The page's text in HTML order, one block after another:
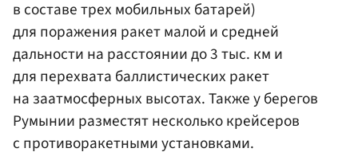
в составе трех мобильных батарей)
для поражения ракет малой и средней
дальности на расстоянии до 3 тыс. км и
для перехвата баллистических ракет
на заатмосферных высотах. Также у берегов
Румынии разместят несколько крейсеров
с противоракетными установками.